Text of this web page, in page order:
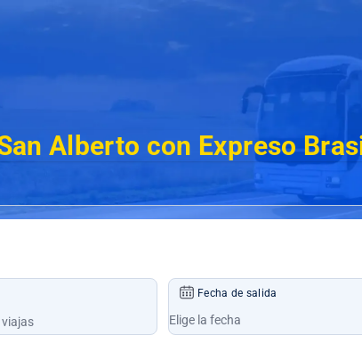
Alberto con Expreso
Fecha de salida